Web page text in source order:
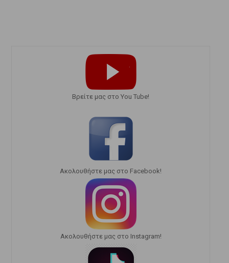
Bρείτε μας στο You Tube!
Ακολουθήστε μας στο Facebook!
Ακολουθήστε μας στο Instagram!